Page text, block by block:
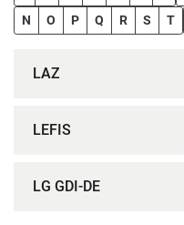
N
O P Q R S T
LAZ
LEFIS
LG GDI-DE